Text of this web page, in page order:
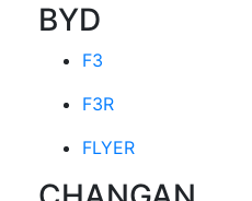
BYD
F3
F3R
FLYER